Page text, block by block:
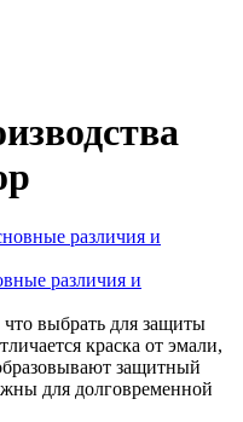
различия и
выбрать для защиты
краска от эмали,
защитный
для долговременной